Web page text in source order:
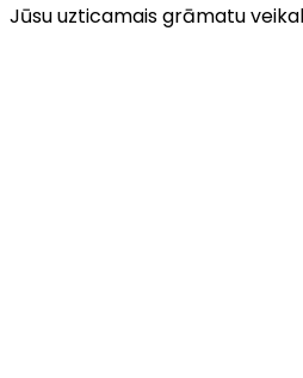
Jūsu uzticamais grāmatu